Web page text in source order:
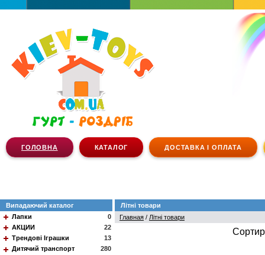
ГОЛОВНА КАТАЛОГ ДОСТАВКА І ОПЛАТА
Випадаючий каталог
0
Лапки
22
АКЦИИ
13
Трендові Іграшки
280
Дитячий транспорт
Літні товари
Главная / Літні товари